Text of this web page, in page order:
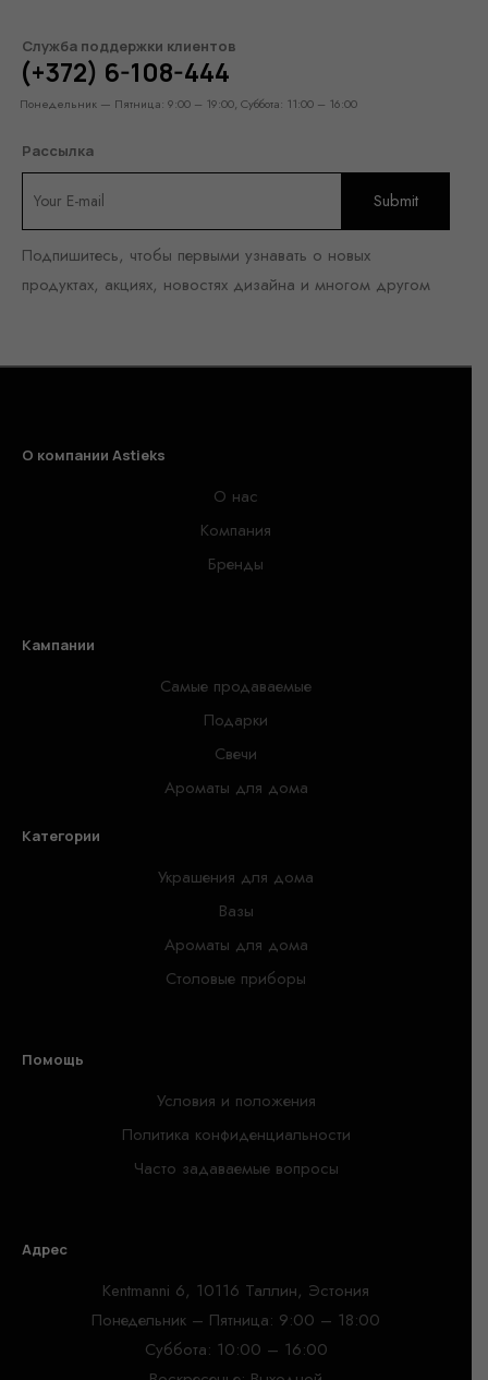
Служба поддержки клиентов
(+372) 6-108-444
Понедельник — Пятница: 9:00 – 19:00, Суббота: 11:00 – 16:00
Рассылка
Подпишитесь, чтобы первыми узнавать о новых
продуктах, акциях, новостях дизайна и многом другом
О компании Astieks
О нас
Компания
Бренды
Кампании
Самые продаваемые
Подарки
Свечи
Ароматы для дома
Категории
Украшения для дома
Вазы
Ароматы для дома
Столовые приборы
Помощь
Условия и положения
Политика конфиденциальности
Часто задаваемые вопросы
Адрес
Kentmanni 6, 10116 Таллин, Эстония
Понедельник – Пятница: 9:00 – 18:00
Суббота: 10:00 – 16:00